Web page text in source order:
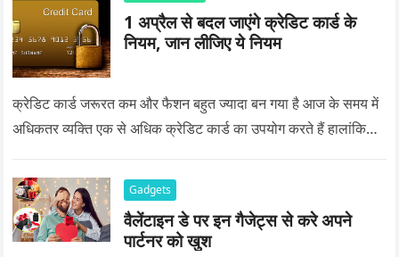
1 अप्रैल से बदल जाएंगे क्रेडिट कार्ड के
नियम, जान लीजिए ये नियम
क्रेडिट कार्ड जरूरत कम और फैशन बहुत ज्यादा बन गया है आज के समय में
अधिकतर व्यक्ति एक से अधिक क्रेडिट कार्ड का उपयोग करते हैं हालांकि…
Gadgets
वैलेंटाइन डे पर इन गैजेट्स से करे अपने
पार्टनर को खुश